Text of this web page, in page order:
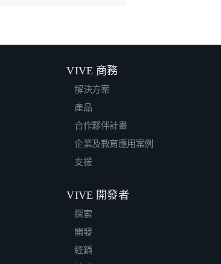
VIVE 商務
解決方案
產品
合作夥伴計畫
企業及教育應用案例
支援
VIVE 開發者
探索
開發
經銷